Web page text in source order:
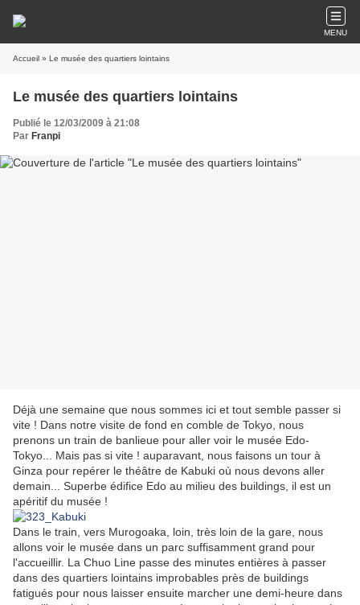
MENU
Accueil » Le musée des quartiers lointains
Le musée des quartiers lointains
Publié le 12/03/2009 à 21:08
Par Franpi
Déjà une semaine que nous sommes ici et tout semble passer si
vite ! Dans notre visite de fond en comble de Tokyo, nous
prenons un train de banlieue pour aller voir le musée Edo-
Tokyo... Mais pas si vite ! auparavant, nous faisons un tour à
Ginza pour repérer le théâtre de Kabuki où nous devons aller
demain... Superbe édifice Edo au milieu des buildings, il est un
apéritif du musée !
Dans le train, vers Murogoaka, loin, très loin de la gare, nous
allons voir le musée dans un parc suffisamment grand pour
l'accueillir. La Chuo Line passe des minutes entières à passer
dans des quartiers lointains improbables près de buildings
fatigués pour nous laisser ensuite marcher une demi-heure dans